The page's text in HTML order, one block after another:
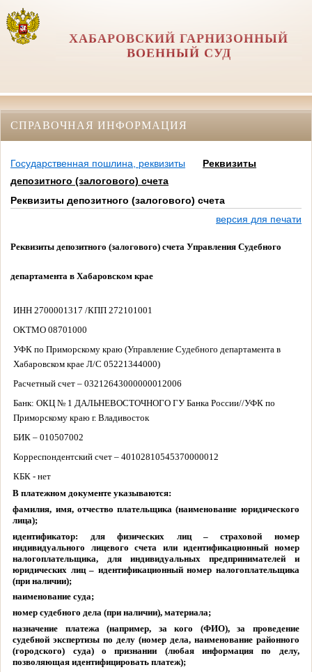
ХАБАРОВСКИЙ ГАРНИЗОННЫЙ
ВОЕННЫЙ СУД
СПРАВОЧНАЯ ИНФОРМАЦИЯ
Государственная пошлина, реквизиты
Реквизиты
депозитного (залогового) счета
Реквизиты депозитного (залогового) счета
версия для печати
Реквизиты депозитного (залогового) счета Управления Судебного
департамента в Хабаровском крае
ИНН 2700001317 /КПП 272101001
ОКТМО 08701000
УФК по Приморскому краю (Управление Судебного департамента в
Хабаровском крае Л/С 05221344000)
Расчетный счет – 03212643000000012006
Банк: ОКЦ № 1 ДАЛЬНЕВОСТОЧНОГО ГУ Банка России//УФК по
Приморскому краю г. Владивосток
БИК – 010507002
Корреспондентский счет – 40102810545370000012
КБК - нет
В платежном документе указываются:
фамилия, имя, отчество плательщика (наименование юридического
лица);
идентификатор: для физических лиц – страховой номер
индивидуального лицевого счета или идентификационный номер
налогоплательщика, для индивидуальных предпринимателей и
юридических лиц – идентификационный номер налогоплательщика
(при наличии);
наименование суда;
номер судебного дела (при наличии), материала;
назначение платежа (например, за кого (ФИО), за проведение
судебной экспертизы по делу (номер дела, наименование районного
(городского) суда) о признании (любая информация по делу,
позволяющая идентифицировать платеж);